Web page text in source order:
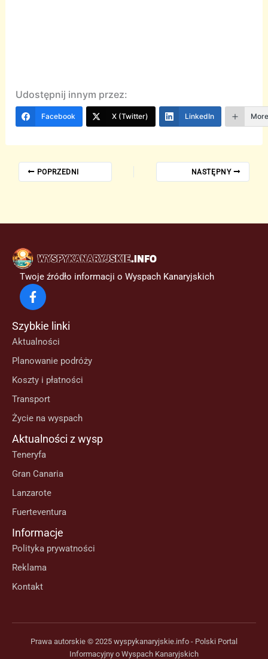
Udostępnij innym przez:
Facebook X (Twitter) LinkedIn
POPRZEDNI NASTĘPNY
Twoje źródło informacji o Wyspach Kanaryjskich
Szybkie linki
Aktualności
Planowanie podróży
Koszty i płatności
Transport
Życie na wyspach
Aktualności z wysp
Teneryfa
Gran Canaria
Lanzarote
Fuerteventura
Informacje
Polityka prywatności
Reklama
Kontakt
Prawa autorskie © 2025 wyspykanaryjskie.info - Polski Portal
Informacyjny o Wyspach Kanaryjskich